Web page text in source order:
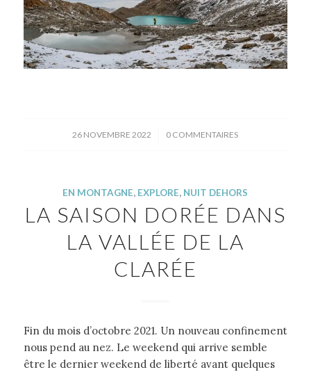
26 NOVEMBRE 2022
/ 0 COMMENTAIRES
EN MONTAGNE, EXPLORE, NUIT DEHORS
LA SAISON DORÉE DANS
LA VALLÉE DE LA
CLARÉE
Fin du mois d’octobre 2021. Un nouveau confinement
nous pend au nez. Le weekend qui arrive semble
être le dernier weekend de liberté avant quelques